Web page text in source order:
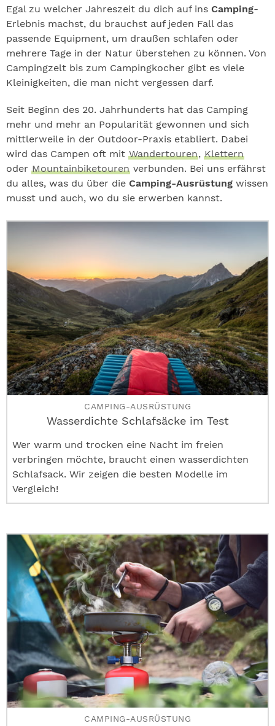
Egal zu welcher Jahreszeit du dich auf ins Camping-
Erlebnis machst, du brauchst auf jeden Fall das
passende Equipment, um draußen schlafen oder
mehrere Tage in der Natur überstehen zu können. Von
Campingzelt bis zum Campingkocher gibt es viele
Kleinigkeiten, die man nicht vergessen darf.
Seit Beginn des 20. Jahrhunderts hat das Camping
mehr und mehr an Popularität gewonnen und sich
mittlerweile in der Outdoor-Praxis etabliert. Dabei
wird das Campen oft mit Wandertouren, Klettern
oder Mountainbiketouren verbunden. Bei uns erfährst
du alles, was du über die Camping-Ausrüstung wissen
musst und auch, wo du sie erwerben kannst.
CAMPING-AUSRÜSTUNG
Wasserdichte Schlafsäcke im Test
Wer warm und trocken eine Nacht im freien
verbringen möchte, braucht einen wasserdichten
Schlafsack. Wir zeigen die besten Modelle im
Vergleich!
CAMPING-AUSRÜSTUNG